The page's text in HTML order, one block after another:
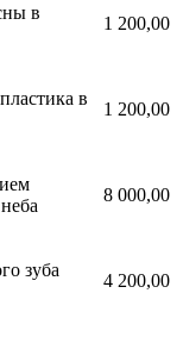
в
1 200,00
в
1 200,00
8 000,00
зуба
4 200,00